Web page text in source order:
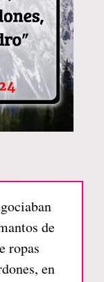
de
ropas
en